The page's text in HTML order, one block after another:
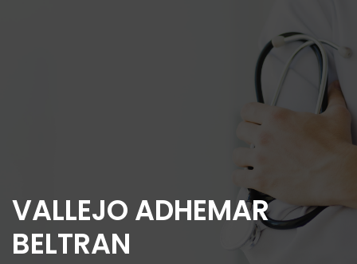
VALLEJO ADHEMAR
BELTRAN